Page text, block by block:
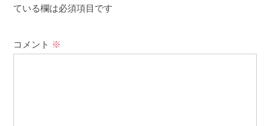
ている欄は必須項目です
コメント ※